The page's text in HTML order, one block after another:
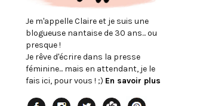
Je m'appelle Claire et je suis une
blogueuse nantaise de 30 ans... ou
presque !
Je rêve d'écrire dans la presse
féminine... mais en attendant, je le
fais ici, pour vous ! ;) En savoir plus